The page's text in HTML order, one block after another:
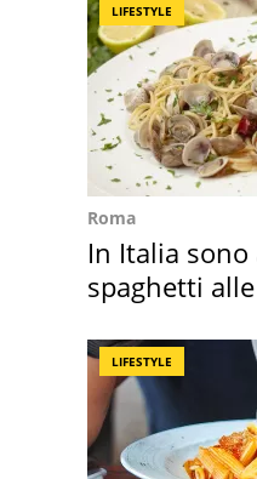
LIFESTYLE
Roma
In Italia
spaghetti
LIFESTYLE